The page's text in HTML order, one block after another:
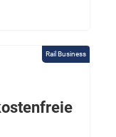
Rail Business